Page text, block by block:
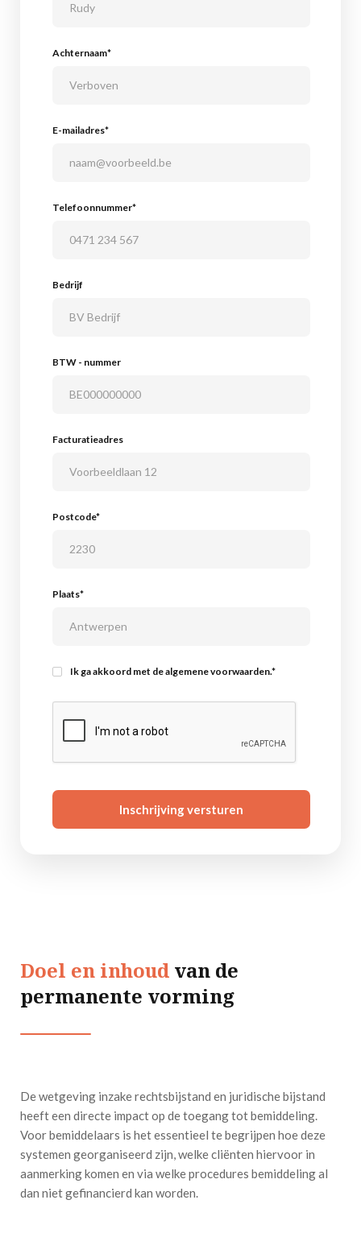
Achternaam*
E-mailadres*
Telefoonnummer*
Bedrijf
BTW - nummer
Facturatieadres
Postcode*
Plaats*
Ik ga akkoord met de algemene voorwaarden.*
Doel en inhoudvan de
permanente vorming
De wetgeving inzake rechtsbijstand en juridische bijstand
heeft een directe impact op de toegang tot bemiddeling.
Voor bemiddelaars is het essentieel te begrijpen hoe deze
systemen georganiseerd zijn, welke cliënten hiervoor in
aanmerking komen en via welke procedures bemiddeling al
dan niet gefinancierd kan worden.